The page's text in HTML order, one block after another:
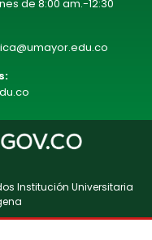
de 8:00 am.-12:30
Institución Universitaria